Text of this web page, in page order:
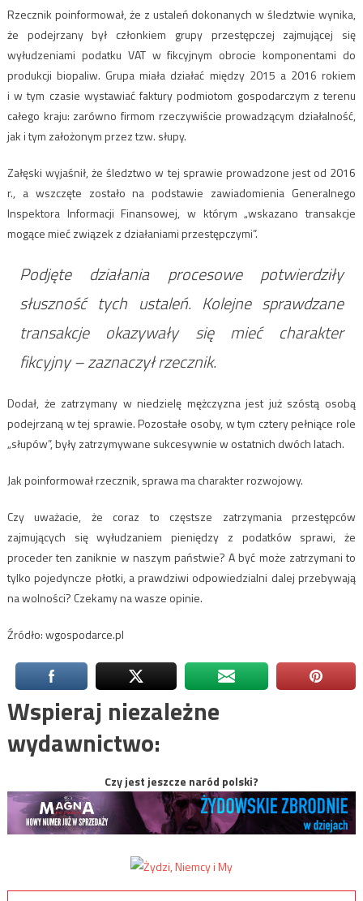
Rzecznik poinformował, że z ustaleń dokonanych w śledztwie wynika,
że podejrzany był członkiem grupy przestępczej zajmującej się
wyłudzeniami podatku VATw fikcyjnym obrocie komponentami do
produkcji biopaliw. Grupa miała działać między 2015 a 2016 rokiem
i w tym czasie wystawiać faktury podmiotom gospodarczym z terenu
całego kraju: zarówno firmom rzeczywiście prowadzącym działalność,
jak i tym założonym przez tzw. słupy.
Załęski wyjaśnił, że śledztwo w tej sprawie prowadzone jest od 2016
r., a wszczęte zostało na podstawie zawiadomienia Generalnego
Inspektora Informacji Finansowej, w którym „wskazano transakcje
mogące mieć związek z działaniami przestępczymi”.
Podjęte działania procesowe potwierdziły
słuszność tych ustaleń. Kolejne sprawdzane
transakcje okazywały się mieć charakter
fikcyjny – zaznaczył rzecznik.
Dodał, że zatrzymany w niedzielę mężczyzna jest już szóstą osobą
podejrzaną w tej sprawie. Pozostałe osoby, w tym cztery pełniące role
„słupów”, były zatrzymywane sukcesywnie w ostatnich dwóch latach.
Jak poinformował rzecznik, sprawa ma charakter rozwojowy.
Czy uważacie, że coraz to częstsze zatrzymania przestępców
zajmujących się wyłudzaniem pieniędzy z podatków sprawi, że
proceder ten zaniknie w naszym państwie? A być może zatrzymani to
tylko pojedyncze płotki, a prawdziwi odpowiedzialni dalej przebywają
na wolności? Czekamy na wasze opinie.
Źródło: wgospodarce.pl
Wspieraj niezależne
wydawnictwo:
Czy jest jeszcze naród polski?